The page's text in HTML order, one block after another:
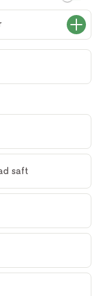
saft